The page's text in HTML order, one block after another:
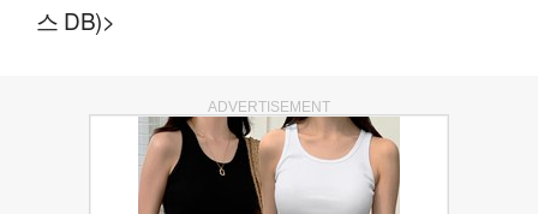
스 DB)>
ADVERTISEMENT